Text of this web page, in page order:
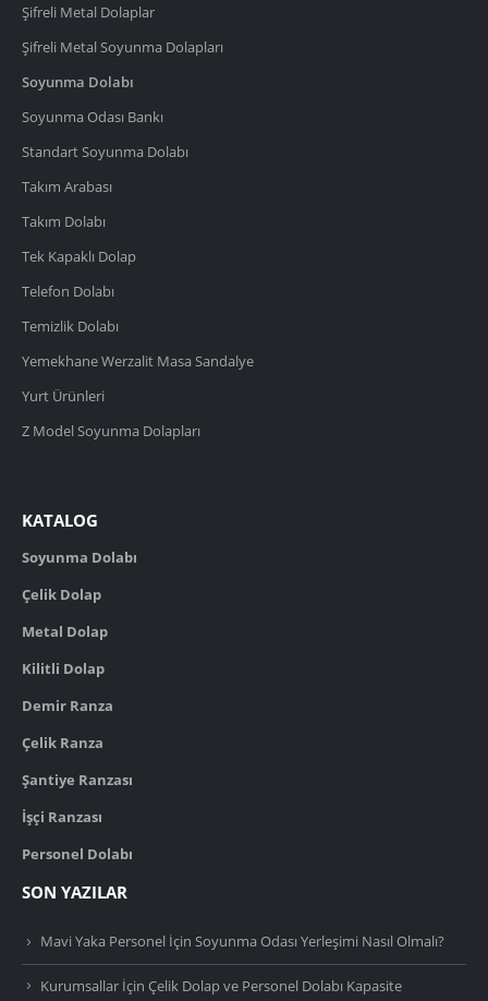
Şifreli Metal Dolaplar
Şifreli Metal Soyunma Dolapları
Soyunma Dolabı
Soyunma Odası Bankı
Standart Soyunma Dolabı
Takım Arabası
Takım Dolabı
Tek Kapaklı Dolap
Telefon Dolabı
Temizlik Dolabı
Yemekhane Werzalit Masa Sandalye
Yurt Ürünleri
Z Model Soyunma Dolapları
KATALOG
Soyunma Dolabı
Çelik Dolap
Metal Dolap
Kilitli Dolap
Demir Ranza
Çelik Ranza
Şantiye Ranzası
İşçi Ranzası
Personel Dolabı
SON YAZILAR
Mavi Yaka Personel İçin Soyunma Odası Yerleşimi Nasıl Olmalı?
Kurumsallar İçin Çelik Dolap ve Personel Dolabı Kapasite